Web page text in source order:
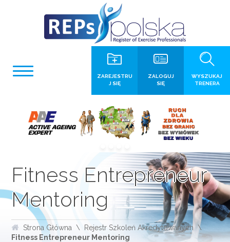
WYSZUKAJ
TRENERA
ZALOGUJ
SIĘ
ZAREJESTRU
J SIĘ
Fitness Entrepreneur
Mentoring
Strona Główna
Rejestr Szkoleń Akredytowanych
Fitness Entrepreneur Mentoring